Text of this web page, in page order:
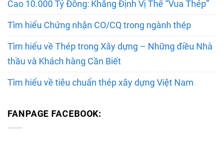
Cao 10.000 Tỷ Đồng: Khẳng Định Vị Thế “Vua Thép”
Tìm hiểu Chứng nhận CO/CQ trong ngành thép
Tìm hiểu về Thép trong Xây dựng – Những điều Nhà
thầu và Khách hàng Cần Biết
Tìm hiểu về tiêu chuẩn thép xây dựng Việt Nam
FANPAGE FACEBOOK: